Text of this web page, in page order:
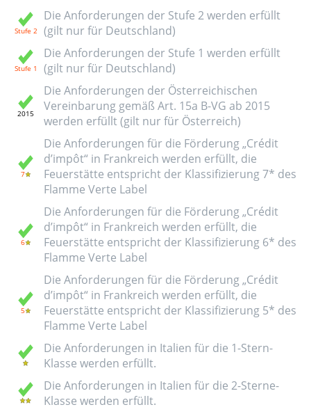
Die Anforderungen der Stufe 2 werden erfüllt
(gilt nur für Deutschland)
Die Anforderungen der Stufe 1 werden erfüllt
(gilt nur für Deutschland)
Die Anforderungen der Österreichischen
Vereinbarung gemäß Art. 15a B-VG ab 2015
werden erfüllt (gilt nur für Österreich)
Die Anforderungen für die Förderung „Crédit
d’impôt“ in Frankreich werden erfüllt, die
Feuerstätte entspricht der Klassifizierung 7* des
Flamme Verte Label
Die Anforderungen für die Förderung „Crédit
d’impôt“ in Frankreich werden erfüllt, die
Feuerstätte entspricht der Klassifizierung 6* des
Flamme Verte Label
Die Anforderungen für die Förderung „Crédit
d’impôt“ in Frankreich werden erfüllt, die
Feuerstätte entspricht der Klassifizierung 5* des
Flamme Verte Label
Die Anforderungen in Italien für die 1-Stern-
Klasse werden erfüllt.
Die Anforderungen in Italien für die 2-Sterne-
Klasse werden erfüllt.